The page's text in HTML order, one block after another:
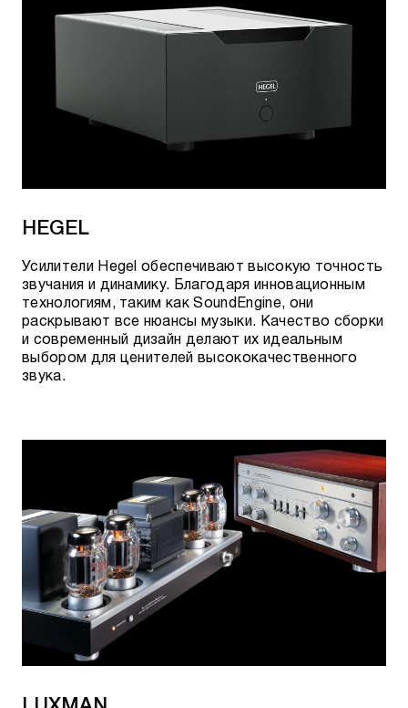
HEGEL
Усилители Hegel обеспечивают высокую точность
звучания и динамику. Благодаря инновационным
технологиям, таким как SoundEngine, они
раскрывают все нюансы музыки. Качество сборки
и современный дизайн делают их идеальным
выбором для ценителей высококачественного
звука.